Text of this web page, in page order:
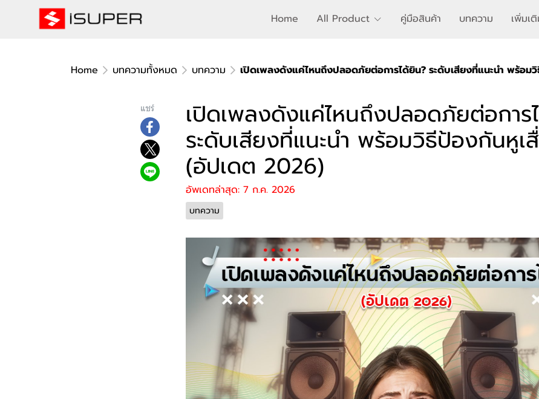
Home All Product คู่มือสินค้า บทความ เพิ่มเ
Home บทความทั้งหมด บทความ เปิดเพลงดังแค่ไหนถึงปลอดภัยต่อการได้ยิน? ระดับเสียงที่แนะนำ พร้อม
แชร์ เปิดเพลงดังแค่ไหนถึงปลอดภัยต่อการ
ระดับเสียงที่แนะนำ พร้อมวิธีป้องกันหูเ
(อัปเดต 2026)
อัพเดทล่าสุด: 7 ก.ค. 2026
บทความ